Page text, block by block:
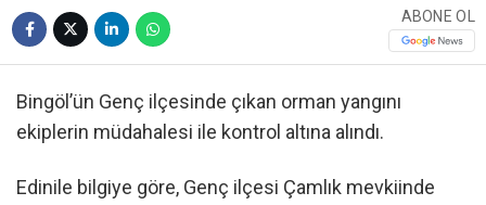
ABONE OL
Bingöl’ün Genç ilçesinde çıkan orman yangını
ekiplerin müdahalesi ile kontrol altına alındı.
Edinile bilgiye göre, Genç ilçesi Çamlık mevkiinde